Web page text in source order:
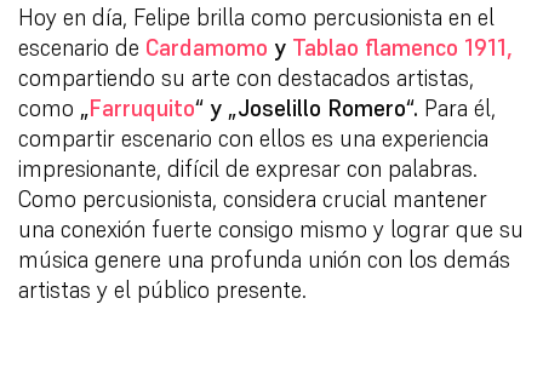
Hoy en día, Felipe brilla como percusionista en el
escenario de Cardamomo y Tablao flamenco 1911,
compartiendo su arte con destacados artistas,
como „Farruquito“ y „Joselillo Romero“. Para él,
compartir escenario con ellos es una experiencia
impresionante, difícil de expresar con palabras.
Como percusionista, considera crucial mantener
una conexión fuerte consigo mismo y lograr que su
música genere una profunda unión con los demás
artistas y el público presente.